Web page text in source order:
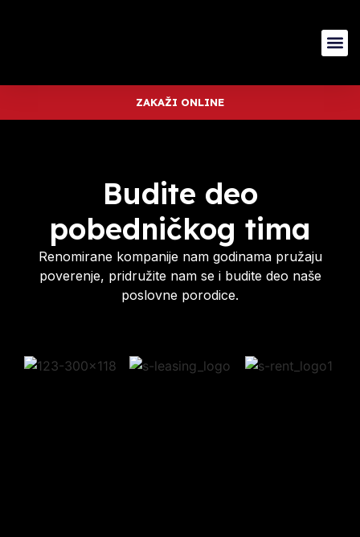
ZAKAŽI ONLINE
Budite deo
pobedničkog tima
Renomirane kompanije nam godinama pružaju
poverenje, pridružite nam se i budite deo naše
poslovne porodice.